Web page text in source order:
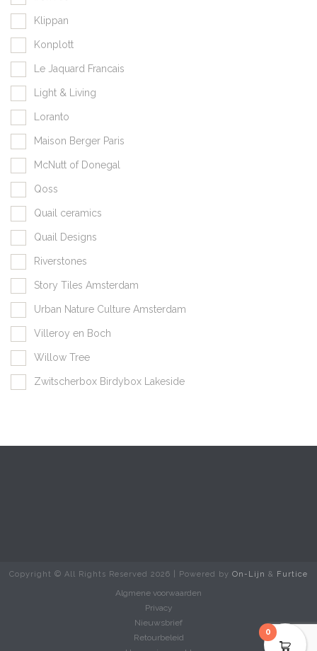
Klippan
Konplott
Le Jaquard Francais
Light & Living
Loranto
Maison Berger Paris
McNutt of Donegal
Qoss
Quail ceramics
Quail Designs
Riverstones
Story Tiles Amsterdam
Urban Nature Culture Amsterdam
Villeroy en Boch
Willow Tree
Zwitscherbox Birdybox Lakeside
Copyright © All Rights Reserved 2026 | Powered by On-Lijn & Furtice
Algmene voorwaarden
Privacy
Nieuwsbrief
Retourbeleid
0